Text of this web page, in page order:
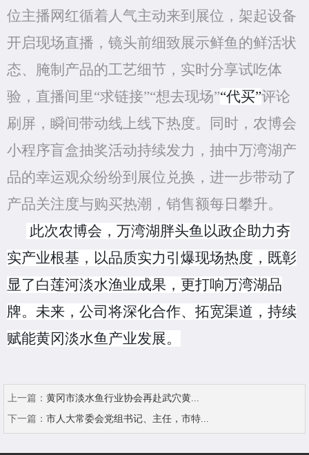
位主播网红循着人气主动来到展位，架起设备
开启现场直播，镜头前细致展示鲜鱼的鲜活状
态、腌制产品的工艺细节，实时分享试吃体
验，直播间里“求链接”“想去现场”“代买”评论
刷屏，瞬间带动线上线下热度。同时，农博会
小程序盲盒抽奖活动持续发力，抽中万湾湖产
品的幸运观众纷纷到展位兑换，进一步带动了
产品关注度与购买热潮，销售额每日攀升。
此次农博会，万湾湖胖头鱼 以政企助力夯
实产业根基，以品质实力引爆现场热度，既彰
显了白莲河淡水渔业成果，更打响万湾湖品
牌。未来，公司将深化合作、拓宽渠道，持续
赋能黄冈淡水鱼产业发展。
上一篇： 黄冈市淡水鱼行业协会再赴武穴黄...
下一篇： 市人大常委会党组书记、主任，市特...